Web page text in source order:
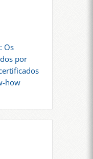
Os
por
how